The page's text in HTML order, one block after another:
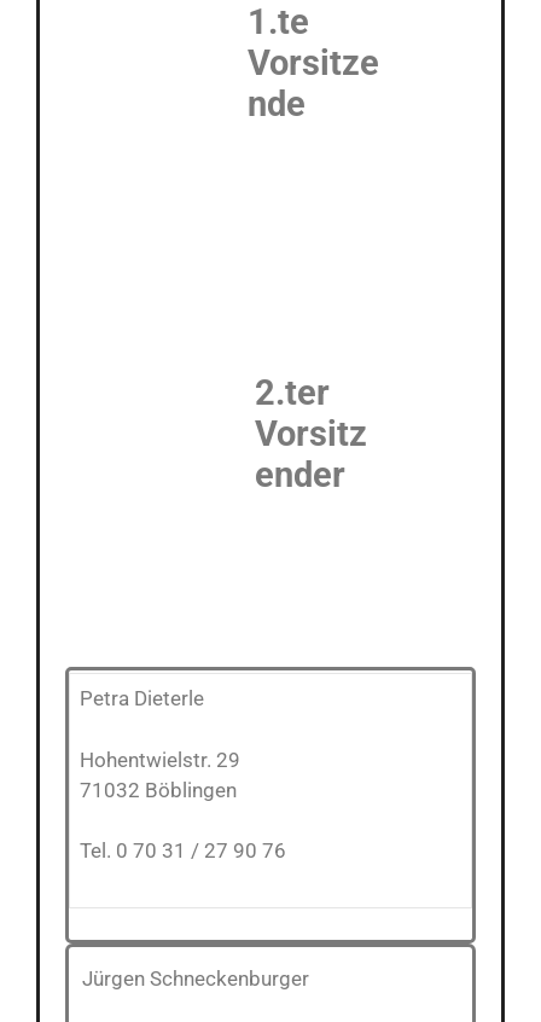
1.te
Vorsitze
nde
2.ter
Vorsitz
ender
Petra Dieterle
Hohentwielstr. 29
71032 Böblingen
Tel. 0 70 31 / 27 90 76
Jürgen Schneckenburger